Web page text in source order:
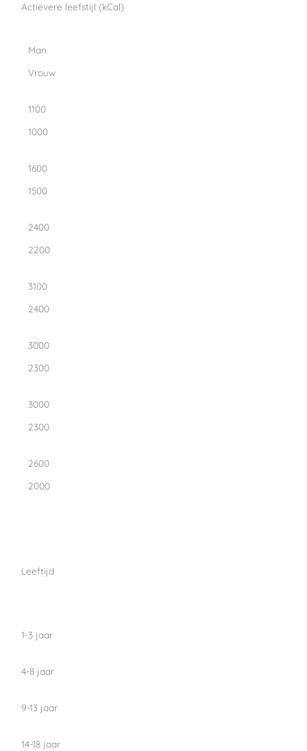
Actievere leefstijl (kCal)
Man
Vrouw
1100
1000
1600
1500
2400
2200
3100
2400
3000
2300
3000
2300
2600
2000
Leeftijd
1-3 jaar
4-8 jaar
9-13 jaar
14-18 jaar